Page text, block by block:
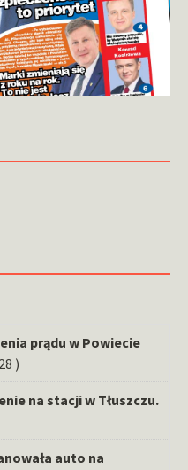
prądu w Powiecie
)
na stacji w Tłuszczu.
auto na